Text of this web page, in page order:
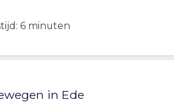
6 minuten
in Ede